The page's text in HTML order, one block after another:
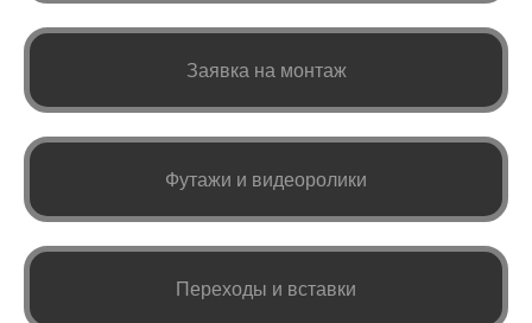
Заявка на монтаж
Футажи и видеоролики
Переходы и вставки